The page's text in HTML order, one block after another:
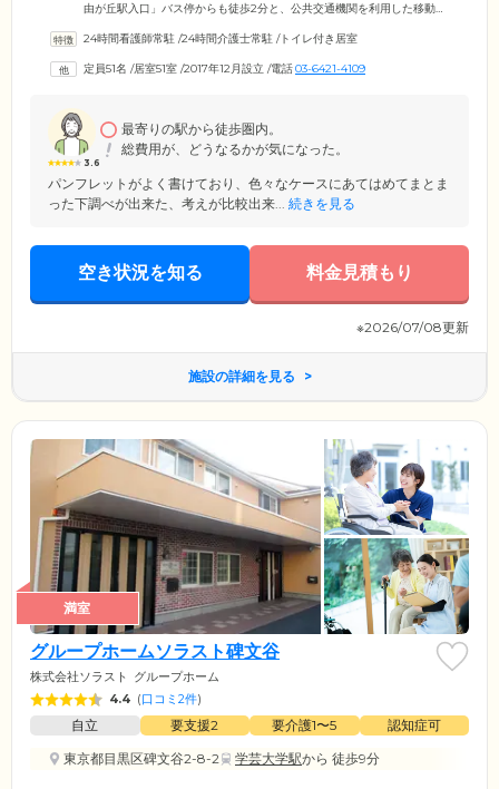
由が丘駅入口」バス停からも徒歩2分と、公共交通機関を利用した移動も
家族様やご友人様がスムーズに面会に来られる環境が整っています。ま
つまでもいきいきと豊かな暮らしを育みたい方にはぴったりな環境で
24時間看護師常駐 /24時間介護士常駐 /トイレ付き居室
定員51名 /居室51室 /2017年12月設立 /電話03-6421-4109
3.6
最寄りの駅から徒歩圏内。
総費用が、どうなるかが気になった。
パンフレットがよく書けており、色々なケースにあてはめてまとま
った下調べが出来た、考えが比較出来... 続きを見る
空き状況を知る 料金見積もり
※2026/07/08更新
施設の詳細を見る
満室
グループホームソラスト碑文谷
株式会社ソラスト グループホーム
4.4 (口コミ2件)
自立 要支援2 要介護1〜5
認知症可
東京都目黒区碑文谷2-8-2
学芸大学駅から 徒歩9分